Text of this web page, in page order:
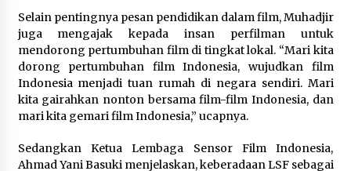
8 Agustus 2026
Timnas Indonesia Diharapkan
Bangkit Usai Takluk dari Vietnam di
Piala AFF 2026
8 Agustus 2026
Selain pentingnya pesan pendidikan dalam film, Muhadjir
juga mengajak kepada insan perfilman untuk
mendorong pertumbuhan film di tingkat lokal. “Mari kita
dorong pertumbuhan film Indonesia, wujudkan film
Indonesia menjadi tuan rumah di negara sendiri. Mari
kita gairahkan nonton bersama film-film Indonesia, dan
mari kita gemari film Indonesia,” ucapnya.
Sedangkan Ketua Lembaga Sensor Film Indonesia,
Ahmad Yani Basuki menjelaskan, keberadaan LSF sebagai